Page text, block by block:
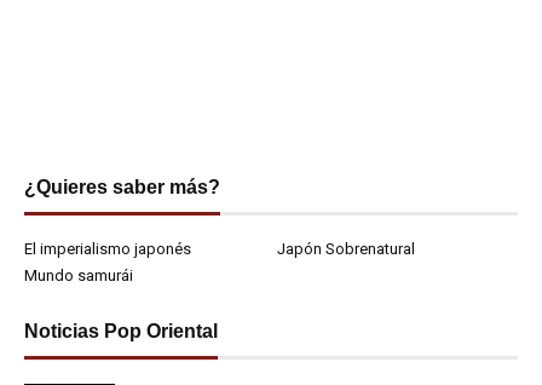
¿Quieres saber más?
El imperialismo japonés
Japón Sobrenatural
Mundo samurái
Noticias Pop Oriental